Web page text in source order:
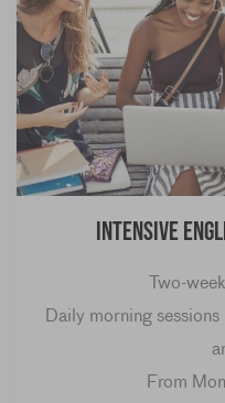
Intensive
Two-
Daily morning
From